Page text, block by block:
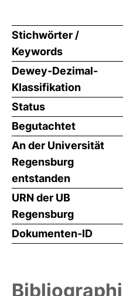
Stichwörter /
Keywords
Dewey-Dezimal-
Klassifikation
Status
Begutachtet
An der Universität
Regensburg
entstanden
URN der UB
Regensburg
Dokumenten-ID